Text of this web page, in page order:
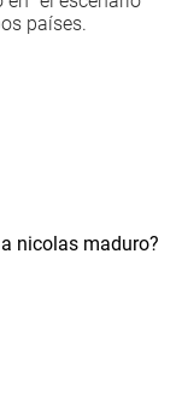
países.